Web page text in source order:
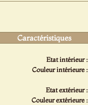
Caractéristiques
Etat intérieur :
Couleur intérieure :
Etat extérieur :
Couleur extérieure :